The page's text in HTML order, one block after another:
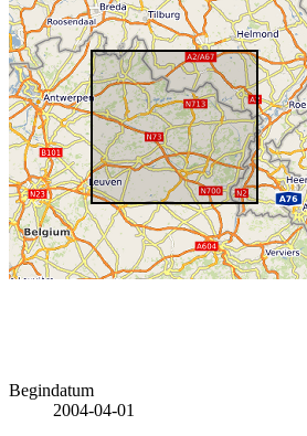
Begindatum
2004-04-01